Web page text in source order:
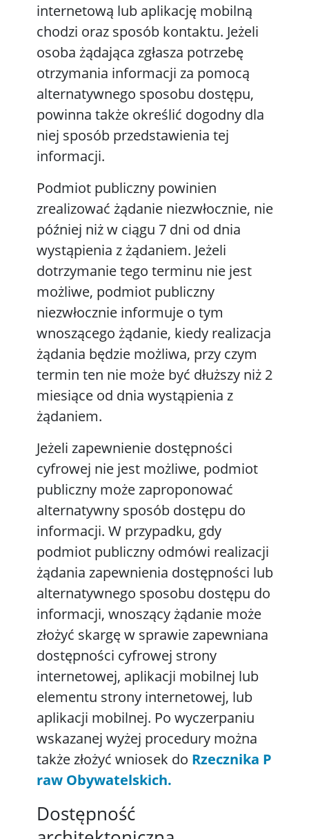
internetową lub aplikację mobilną
chodzi oraz sposób kontaktu. Jeżeli
osoba żądająca zgłasza potrzebę
otrzymania informacji za pomocą
alternatywnego sposobu dostępu,
powinna także określić dogodny dla
niej sposób przedstawienia tej
informacji.
Podmiot publiczny powinien
zrealizować żądanie niezwłocznie, nie
później niż w ciągu 7 dni od dnia
wystąpienia z żądaniem. Jeżeli
dotrzymanie tego terminu nie jest
możliwe, podmiot publiczny
niezwłocznie informuje o tym
wnoszącego żądanie, kiedy realizacja
żądania będzie możliwa, przy czym
termin ten nie może być dłuższy niż 2
miesiące od dnia wystąpienia z
żądaniem.
Jeżeli zapewnienie dostępności
cyfrowej nie jest możliwe, podmiot
publiczny może zaproponować
alternatywny sposób dostępu do
informacji. W przypadku, gdy
podmiot publiczny odmówi realizacji
żądania zapewnienia dostępności lub
alternatywnego sposobu dostępu do
informacji, wnoszący żądanie może
złożyć skargę w sprawie zapewniana
dostępności cyfrowej strony
internetowej, aplikacji mobilnej lub
elementu strony internetowej, lub
aplikacji mobilnej. Po wyczerpaniu
wskazanej wyżej procedury można
także złożyć wniosek do Rzecznika P
raw Obywatelskich.
Dostępność